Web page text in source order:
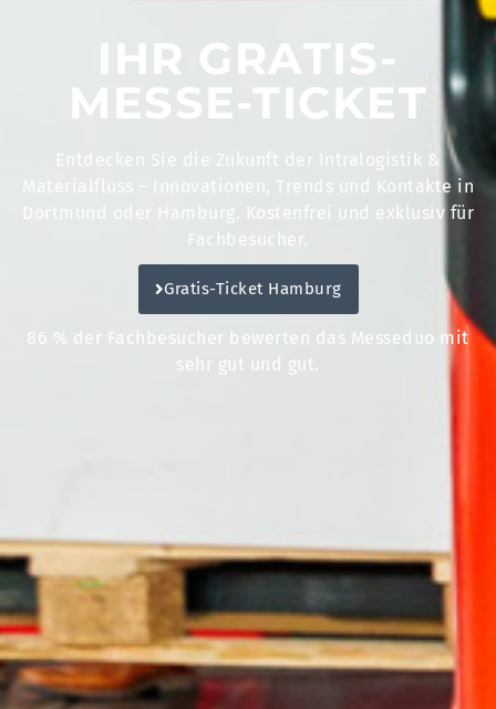
IHR GRATIS-
MESSE-TICKET
Entdecken Sie die Zukunft der Intralogistik &
Materialfluss – Innovationen, Trends und Kontakte in
Dortmund oder Hamburg. Kostenfrei und exklusiv für
Fachbesucher.
Gratis-Ticket Hamburg
86 % der Fachbesucher bewerten das Messeduo mit
sehr gut und gut.